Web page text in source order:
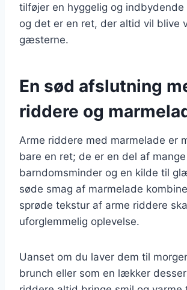
tilføjer en hyggelig og
og det er en ret, der altid vil blive
gæsterne.
En sød afslutning
riddere og
Arme riddere med marmelade er
bare en ret; de er en del af
barndomsminder og en kilde til
søde smag af marmelade
sprøde tekstur af arme riddere
uforglemmelig oplevelse.
Uanset om du laver dem til
brunch eller som en lækker